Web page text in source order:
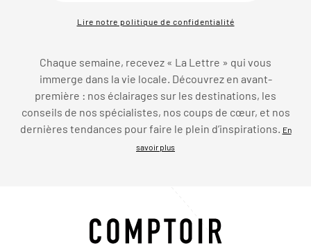
Lire notre politique de confidentialité
Chaque semaine, recevez « La Lettre » qui vous
immerge dans la vie locale. Découvrez en avant-
première : nos éclairages sur les destinations, les
conseils de nos spécialistes, nos coups de cœur, et nos
dernières tendances pour faire le plein d’inspirations. En
savoir plus